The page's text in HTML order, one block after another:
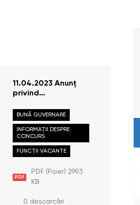
11.04.2023 Anunț
privind
scrise în cadrul
concursului pentru
ocuparea funcției
publice de
consultant principal,
torturii
PDF
PDF (Fișier) 299.3
KB
BUNĂ GUVERNARE
INFORMAȚII DESPRE
CONCURS
FUNCȚII VACANTE
0 descarcări